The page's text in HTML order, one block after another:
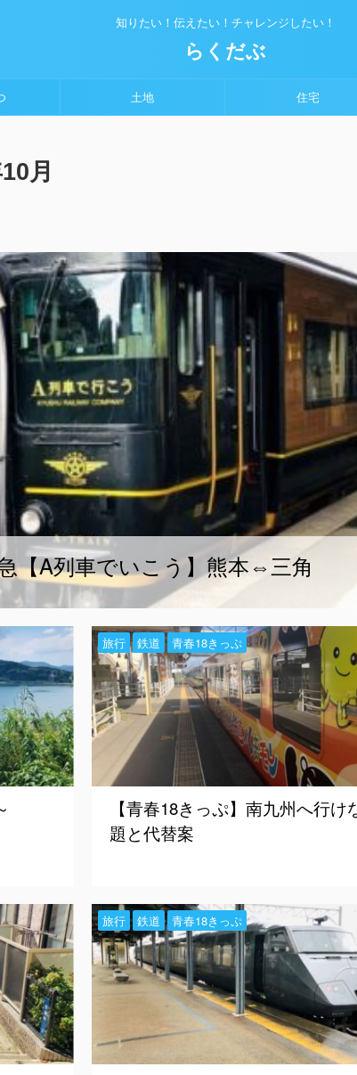
知りたい！伝えたい！チャレンジしたい！
らくだぶ
土地 住宅
月
【A列車でいこう】熊本⇔三角
旅行 鉄道 青春18きっぷ
【青春18きっぷ】南九州へ行け
題と代替案
旅行 鉄道 青春18きっぷ